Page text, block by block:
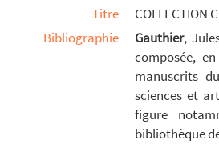
Ms Chiflet 69. Supplément aux recueils
Titre
COLLECTION
Bibliographie
Gauthier,
composée,
manuscrits
sciences et
figure
bibliothèque